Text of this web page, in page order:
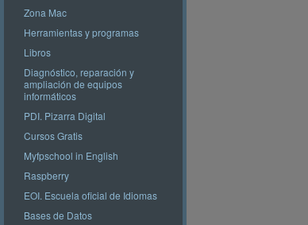
Zona Mac
Herramientas y programas
Libros
Diagnóstico, reparación y
ampliación de equipos
informáticos
PDI. Pizarra Digital
Cursos Gratis
Myfpschool in English
Raspberry
EOI. Escuela oficial de Idiomas
Bases de Datos